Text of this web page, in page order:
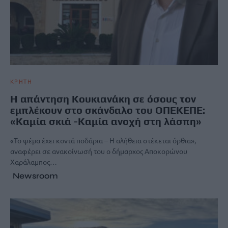
ΚΡΗΤΗ
Η απάντηση Κουκιανάκη σε όσους τον
εμπλέκουν στο σκάνδαλο του ΟΠΕΚΕΠΕ:
«Καμία σκιά -Καμία ανοχή στη λάσπη»
«Το ψέμα έχει κοντά ποδάρια – Η αλήθεια στέκεται όρθια»,
αναφέρει σε ανακοίνωσή του ο δήμαρχος Αποκορώνου
Χαράλαμπος…
Newsroom